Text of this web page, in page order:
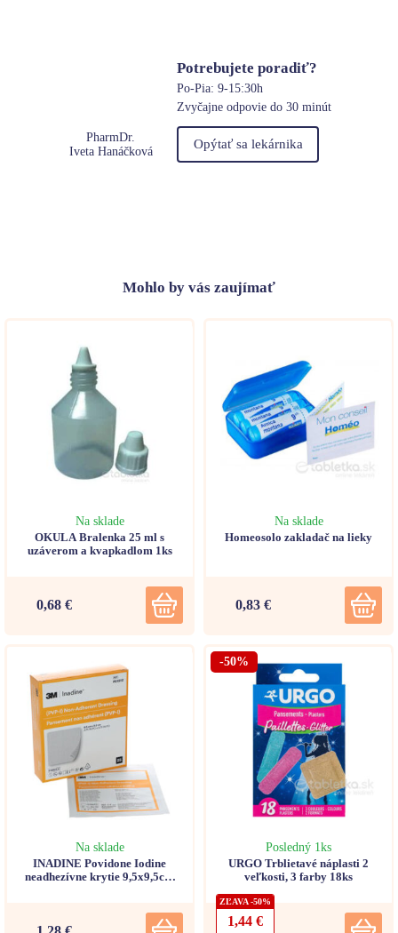
PharmDr.
Iveta Hanáčková
Potrebujete poradiť?
Po-Pia: 9-15:30h
Zvyčajne odpovie do 30 minút
Opýtať sa lekárnika
Mohlo by vás zaujímať
Na sklade
OKULA Bralenka 25 ml s
uzáverom a kvapkadlom 1ks
0,68 €
Na sklade
Homeosolo zakladač na lieky
0,83 €
Na sklade
INADINE Povidone Iodine
neadhezívne krytie 9,5x9,5cm
-50%
Posledný 1ks
URGO Trblietavé náplasti 2
veľkosti, 3 farby 18ks
ZĽAVA -50%
1,44 €